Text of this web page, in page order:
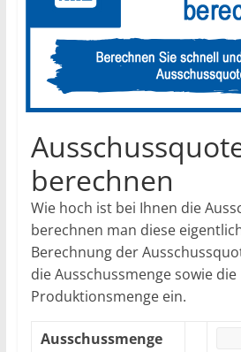
berechnen
Wie hoch ist bei Ihnen die
berechnen man diese
Berechnung der
die Ausschussmenge sowie die
Produktionsmenge ein.
Ausschussmenge